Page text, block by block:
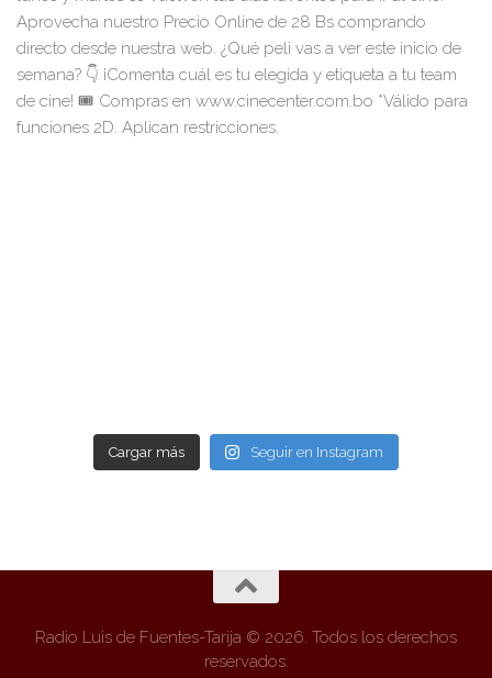
Cargar más Seguir en Instagram
Radio Luis de Fuentes-Tarija © 2026. Todos los derechos
reservados.